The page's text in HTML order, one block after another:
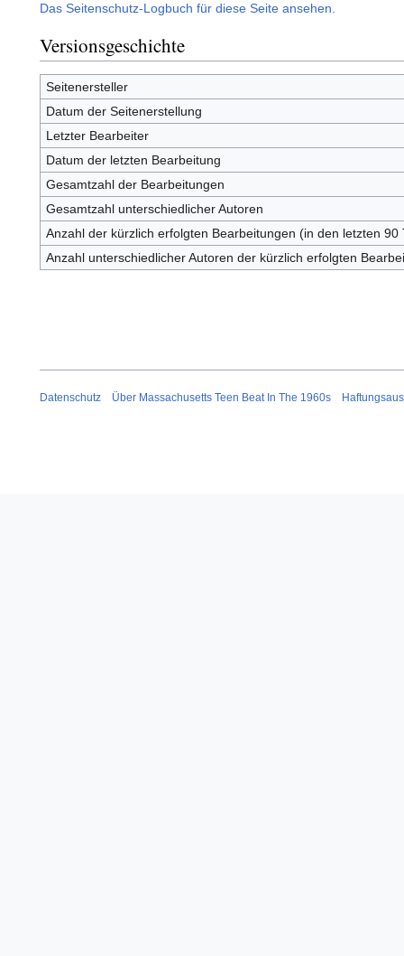
Das Seitenschutz-Logbuch für diese Seite ansehen.
Versionsgeschichte
Seitenersteller
Datum der Seitenerstellung
Letzter Bearbeiter
Datum der letzten Bearbeitung
Gesamtzahl der Bearbeitungen
Gesamtzahl unterschiedlicher Autoren
Anzahl der kürzlich erfolgten Bearbeitungen (in den letzten 90
Anzahl unterschiedlicher Autoren der kürzlich erfolgten
Datenschutz Über Massachusetts Teen Beat In The 1960s